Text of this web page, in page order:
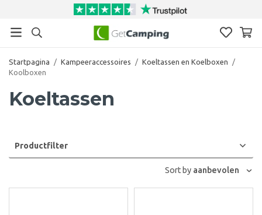
Startpagina / Kampeeraccessoires / Koeltassen en Koelboxen
/
Koolboxen
Koeltassen
Productfilter
Sort by aanbevolen